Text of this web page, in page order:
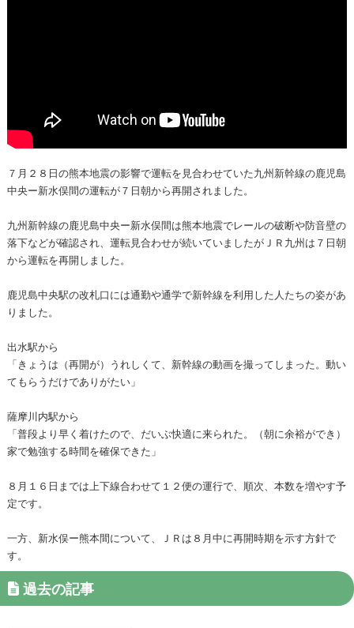
７月２８日の熊本地震の影響で運転を見合わせていた九州新幹線の鹿児島
中央ー新水俣間の運転が７日朝から再開されました。
九州新幹線の鹿児島中央ー新水俣間は熊本地震でレールの破断や防音壁の
落下などが確認され、運転見合わせが続いていましたがＪＲ九州は７日朝
から運転を再開しました。
鹿児島中央駅の改札口には通勤や通学で新幹線を利用した人たちの姿があ
りました。
出水駅から
「きょうは（再開が）うれしくて、新幹線の動画を撮ってしまった。動い
てもらうだけでありがたい」
薩摩川内駅から
「普段より早く着けたので、だいぶ快適に来られた。（朝に余裕ができ）
家で勉強する時間を確保できた」
８月１６日までは上下線合わせて１２便の運行で、順次、本数を増やす予
定です。
一方、新水俣ー熊本間について、ＪＲは８月中に再開時期を示す方針で
す。
過去の記事